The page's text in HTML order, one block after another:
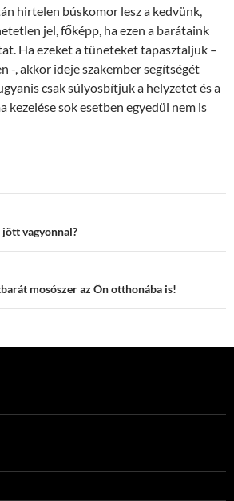
hirtelen búskomor lesz a kedvünk,
jel, főképp, ha ezen a barátaink
Ha ezeket a tüneteket tapasztaljuk –
-, akkor ideje szakember segítségét
csak súlyosbítjuk a helyzetet és a
kezelése sok esetben egyedül nem is
vagyonnal?
mosószer az Ön otthonába is!